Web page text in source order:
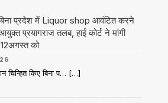
बिना प्रदेश में Liquor shop आवंटित करने
प्रयागराज तलब, हाई कोर्ट ने मांगी
12अगस्त को
चिन्हित किए बिना प… […]